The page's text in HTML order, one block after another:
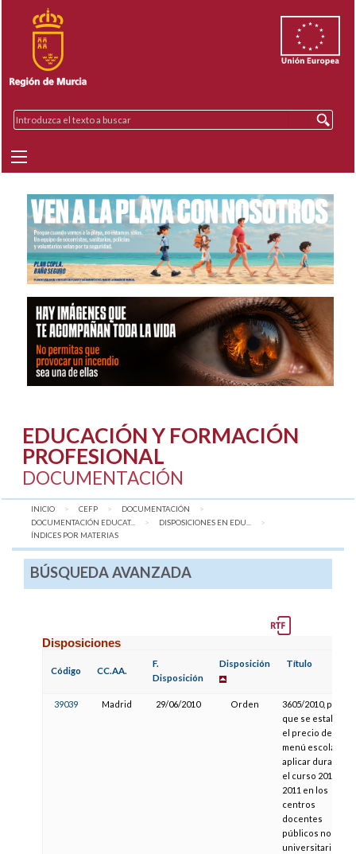
EDUCACIÓN Y FORMACIÓN
PROFESIONAL
DOCUMENTACIÓN
INICIO CEFP
DOCUMENTACIÓN
DOCUMENTACIÓN EDUCAT...
DISPOSICIONES EN EDU...
AQUÍ:
ÍNDICES POR MATERIAS
BÚSQUEDA AVANZADA
Disposiciones
Código CC.AA.
F.
Disposición
Disposición Título
39039 Madrid 29/06/2010 Orden
3605/2010, por la
que se establece
el precio del
menú escolar a
aplicar durante
el curso 2010-
2011 en los
centros
docentes
públicos no
universitarios de